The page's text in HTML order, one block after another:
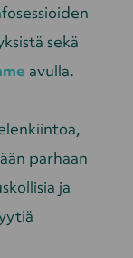
sekä
avulla.
parhaan
ja